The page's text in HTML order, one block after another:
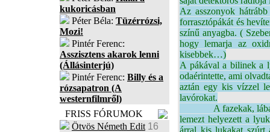
kukoricásban
Péter Béla: Tüzérrózsi,
Mozi!
Pintér Ferenc:
Asszisztens akarok lenni
(Állásinterjú)
Pintér Ferenc: Billy és a
rózsapatron (A
westernfilmről)
FRISS FÓRUMOK
Ötvös Németh Edit 16
Az asszonyok
forrasztópákát és
színű anyagba. (
hogy lemarja az
kisebbek…)
A pákával a bilinek a
odaérintette, ami
aztán egy kis vízzel
lavórokat.
A fazekak, lábasok
lemezt helyezett a
árral kis lukakat szúrt